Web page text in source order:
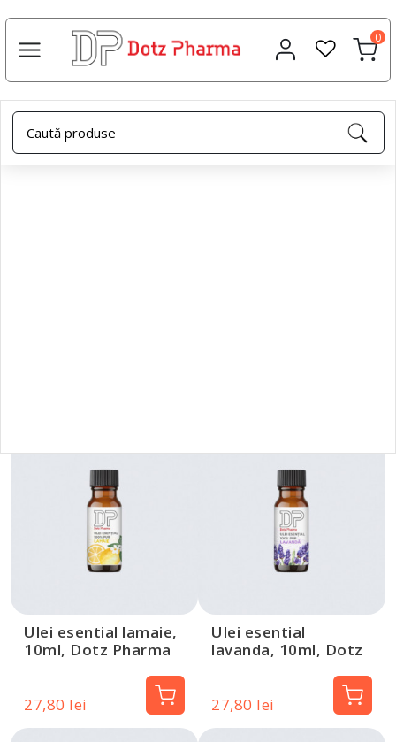
0
Ulei esential lamaie,
10ml, Dotz Pharma
27,80 lei
Ulei esential
lavanda, 10ml, Dotz
27,80 lei